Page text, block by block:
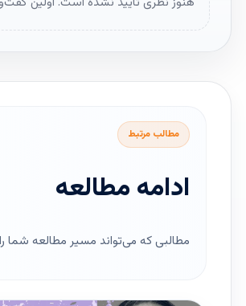
مطالب مرتبط
ادامه مطالعه
مطالبی که می‌تواند مسیر مطالعه شما